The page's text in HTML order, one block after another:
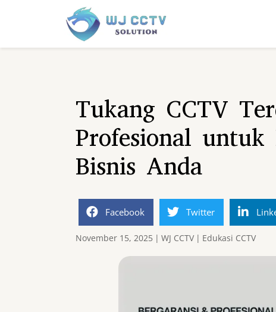
Tukang CCTV
Profesional untuk
Bisnis Anda
Facebook Twitter
November 15, 2025 | WJ CCTV | Edukasi CCTV